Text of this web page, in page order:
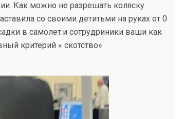
Как можно не разрешать коляску
со своими детитьми на руках от 0
в самолет.и сотрудриники ваши как
критерий « скотство»